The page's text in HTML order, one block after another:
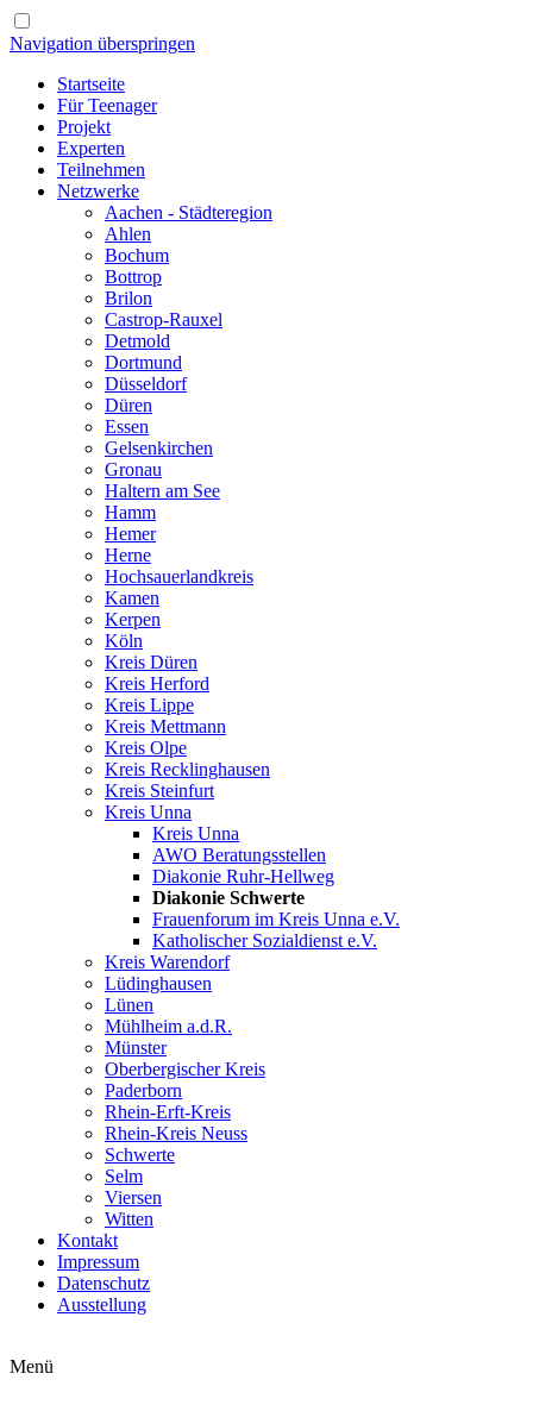
Navigation überspringen
Startseite
Für Teenager
Projekt
Experten
Teilnehmen
Netzwerke
Aachen - Städteregion
Ahlen
Bochum
Bottrop
Brilon
Castrop-Rauxel
Detmold
Dortmund
Düsseldorf
Düren
Essen
Gelsenkirchen
Gronau
Haltern am See
Hamm
Hemer
Herne
Hochsauerlandkreis
Kamen
Kerpen
Köln
Kreis Düren
Kreis Herford
Kreis Lippe
Kreis Mettmann
Kreis Olpe
Kreis Recklinghausen
Kreis Steinfurt
Kreis Unna
Kreis Unna
AWO Beratungsstellen
Diakonie Ruhr-Hellweg
Diakonie Schwerte
Frauenforum im Kreis Unna e.V.
Katholischer Sozialdienst e.V.
Kreis Warendorf
Lüdinghausen
Lünen
Mühlheim a.d.R.
Münster
Oberbergischer Kreis
Paderborn
Rhein-Erft-Kreis
Rhein-Kreis Neuss
Schwerte
Selm
Viersen
Witten
Kontakt
Impressum
Datenschutz
Ausstellung
Menü